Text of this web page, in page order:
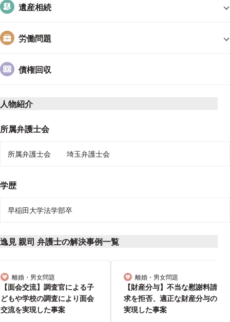
お悩みの方は，まずは一度、ご連絡ください。ご連絡はお電話
またはメールでお願いいたします。夜間祝日の場合，メールを
いただければ可能な限り迅速に対応いたします。ご連絡いただ
遺産相続
労働問題
債権回収
人物紹介
所属弁護士会
所属弁護士会 埼玉弁護士会
学歴
早稲田大学法学部卒
逸見 親司 弁護士の解決事例一覧
離婚・男女問題
分野
【面会交流】調査官による子
どもや学校の調査により面会
交流を実現した事案
離婚・男女問題
分野
【財産分与】不当な慰謝料請
求を拒否、適正な財産分与の
実現した事案